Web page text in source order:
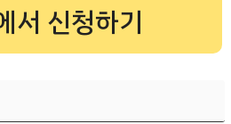
서 신청하기